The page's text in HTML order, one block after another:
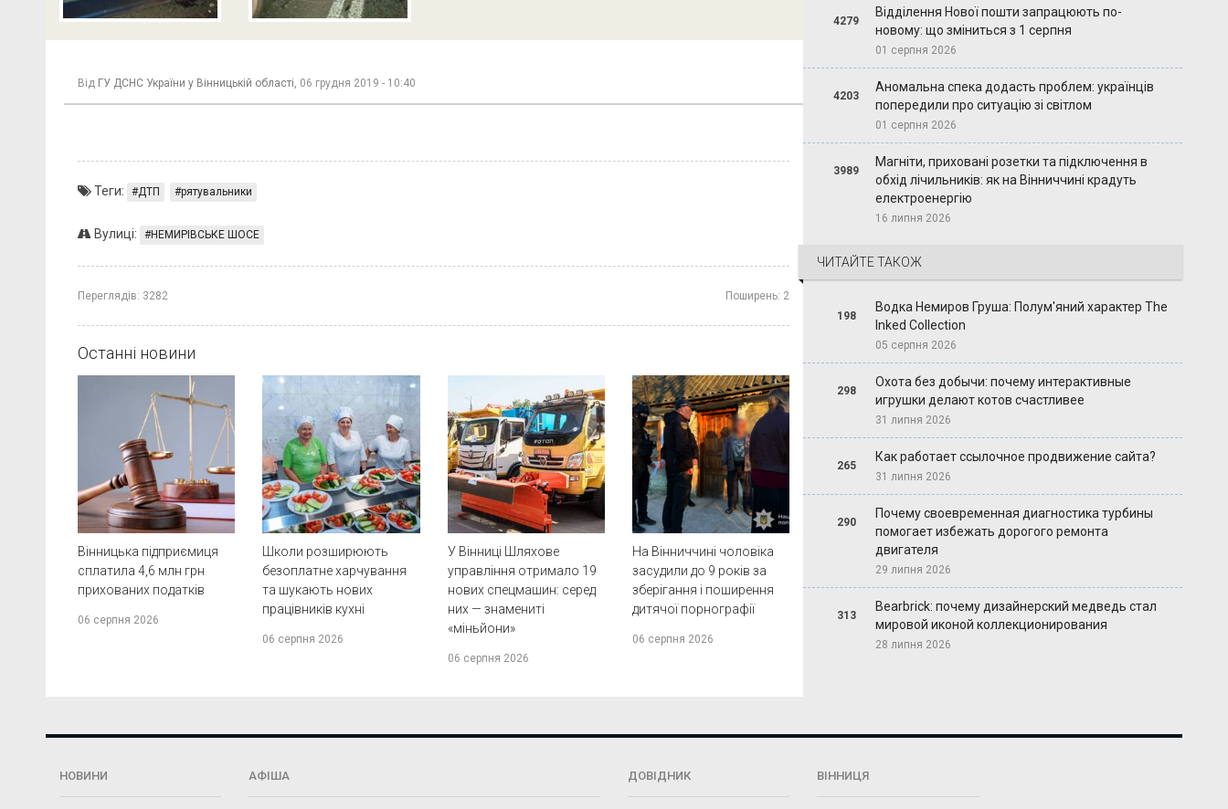
Від ГУ ДСНС України у Вінницькій області, 06 грудня 2019 - 10:40
Теги: ДТП рятувальники
Вулиці: НЕМИРІВСЬКЕ ШОСЕ
Переглядів: 3282 Поширень: 2
Останні новини
Вінницька підприємиця
сплатила 4,6 млн грн
прихованих податків
06 серпня 2026
Школи розширюють
безоплатне харчування
та шукають нових
працівників кухні
06 серпня 2026
У Вінниці Шляхове
управління отримало 19
нових спецмашин: серед
них — знамениті
«міньйони»
06 серпня 2026
На Вінниччині чоловіка
засудили до 9 років за
зберігання і поширення
дитячої порнографії
06 серпня 2026
4279
Відділення Нової пошти запрацюють по-
новому: що зміниться з 1 серпня
01 серпня 2026
4203
Аномальна спека додасть проблем: українців
попередили про ситуацію зі світлом
01 серпня 2026
3989
Магніти, приховані розетки та підключення в
обхід лічильників: як на Вінниччині крадуть
електроенергію
16 липня 2026
ЧИТАЙТЕ ТАКОЖ
198
Водка Немиров Груша: Полум'яний характер The
Inked Collection
05 серпня 2026
298
Охота без добычи: почему интерактивные
игрушки делают котов счастливее
31 липня 2026
265
Как работает ссылочное продвижение сайта?
31 липня 2026
290
Почему своевременная диагностика турбины
помогает избежать дорогого ремонта
двигателя
29 липня 2026
313
Bearbrick: почему дизайнерский медведь стал
мировой иконой коллекционирования
28 липня 2026
НОВИНИ АФІША ДОВІДНИК ВІННИЦЯ